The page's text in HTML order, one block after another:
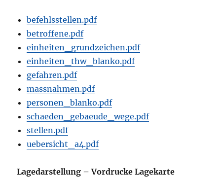
befehlsstellen.pdf
betroffene.pdf
einheiten_grundzeichen.pdf
einheiten_thw_blanko.pdf
gefahren.pdf
massnahmen.pdf
personen_blanko.pdf
schaeden_gebaeude_wege.pdf
stellen.pdf
uebersicht_a4.pdf
Lagedarstellung – Vordrucke Lagekarte